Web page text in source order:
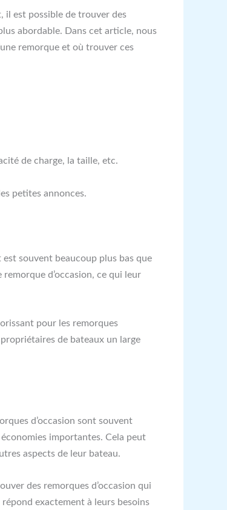
il est possible de trouver des
abordable. Dans cet article, nous
remorque et où trouver ces
de charge, la taille, etc.
petites annonces.
est souvent beaucoup plus bas que
d’occasion, ce qui leur
pour les remorques
de bateaux un large
d’occasion sont souvent
importantes. Cela peut
aspects de leur bateau.
des remorques d’occasion qui
exactement à leurs besoins